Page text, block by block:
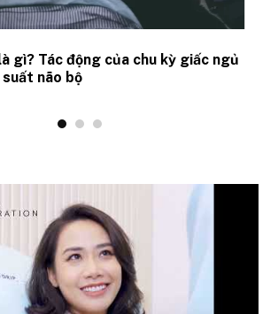
gì? Tác động của chu kỳ giấc ngủ
suất não bộ